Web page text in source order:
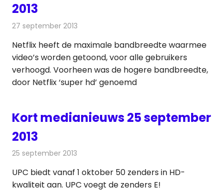
2013
27 september 2013
Netflix heeft de maximale bandbreedte waarmee
video’s worden getoond, voor alle gebruikers
verhoogd. Voorheen was de hogere bandbreedte,
door Netflix ‘super hd’ genoemd
Kort medianieuws 25 september
2013
25 september 2013
UPC biedt vanaf 1 oktober 50 zenders in HD-
kwaliteit aan. UPC voegt de zenders E!